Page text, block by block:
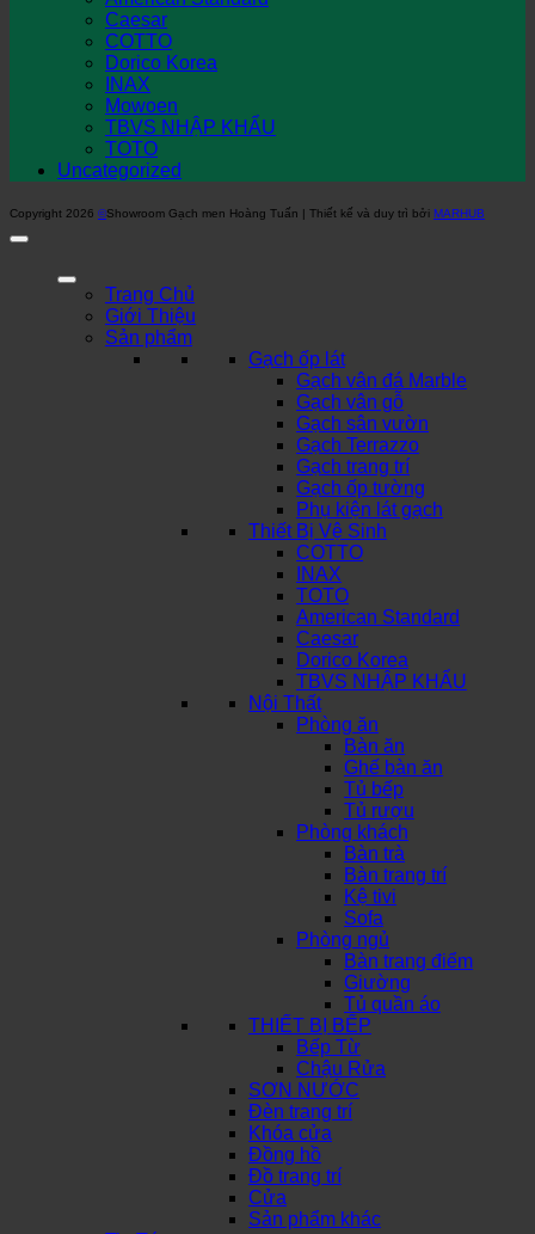
Caesar
COTTO
Dorico Korea
INAX
Mowoen
TBVS NHẬP KHẨU
TOTO
Uncategorized
Copyright 2026 ©Showroom Gạch men Hoàng Tuấn | Thiết kế và duy trì bởi MARHUB
Trang Chủ
Giới Thiệu
Sản phẩm
Gạch ốp lát
Gạch vân đá Marble
Gạch vân gỗ
Gạch sân vườn
Gạch Terrazzo
Gạch trang trí
Gạch ốp tường
Phụ kiện lát gạch
Thiết Bị Vệ Sinh
COTTO
INAX
TOTO
American Standard
Caesar
Dorico Korea
TBVS NHẬP KHẨU
Nội Thất
Phòng ăn
Bàn ăn
Ghế bàn ăn
Tủ bếp
Tủ rượu
Phòng khách
Bàn trà
Bàn trang trí
Kệ tivi
Sofa
Phòng ngủ
Bàn trang điểm
Giường
Tủ quần áo
THIẾT BỊ BẾP
Bếp Từ
Chậu Rửa
SƠN NƯỚC
Đèn trang trí
Khóa cửa
Đồng hồ
Đồ trang trí
Cửa
Sản phẩm khác